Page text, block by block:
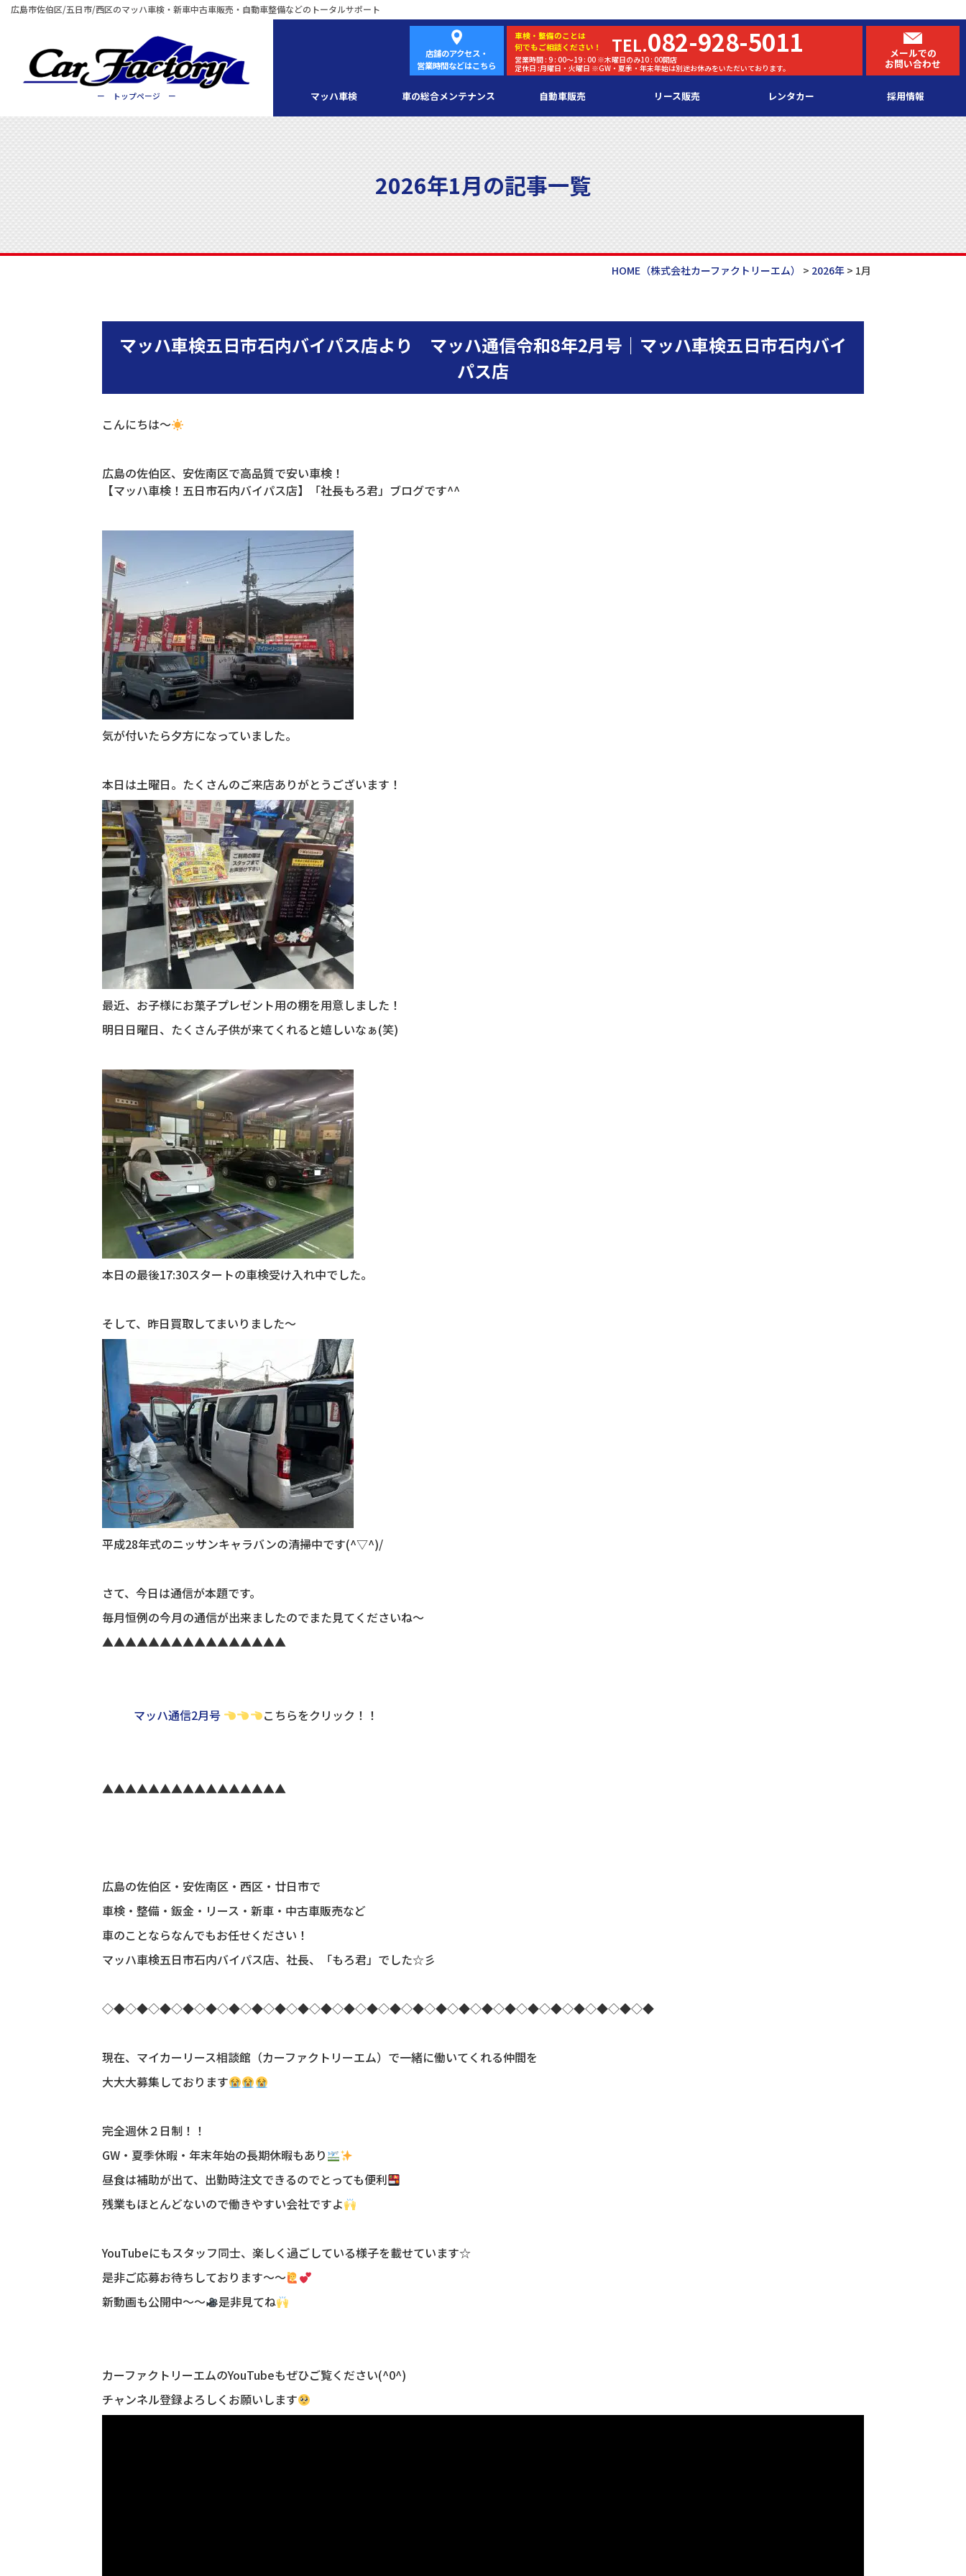
広島市佐伯区/五日市/西区のマッハ車検・新車中古車販売・自動車整備などのトータルサポート
ー トップページ ー
車検・ 整備のことは
何でもご相談ください！
TEL.082-928-5011
営業時間 : 9 : 00～19 : 00 ※木曜日のみ10 : 00開店
定休日 :月曜日・火曜日 ※GW・夏季・年末年始は別途お休みをいただいております。
店舗のアクセス・
営業時間などはこちら
メールでの
お問い合わせ
マッハ車検 車の総合メンテナンス 自動車販売 リース販売 レンタカー 採用情報
2026年1月の記事一覧
HOME （株式会社カーファクトリーエム） > 2026年 > 1月
マッハ車検五日市石内バイパス店より マッハ通信令和8年2月号｜マッハ車検五日市石内バイ
パス店
こんにちは～
広島の佐伯区、安佐南区で高品質で安い車検！
【マッハ車検！五日市石内バイパス店】「社長もろ君」ブログです^^
気が付いたら夕方になっていました。
本日は土曜日。たくさんのご来店ありがとうございます！
最近、お子様にお菓子プレゼント用の棚を用意しました！
明日日曜日、たくさん子供が来てくれると嬉しいなぁ(笑)
本日の最後17:30スタートの車検受け入れ中でした。
そして、昨日買取してまいりました～
平成28年式のニッサンキャラバンの清掃中です(^▽^)/
さて、今日は通信が本題です。
毎月恒例の今月の通信が出来ましたのでまた見てくださいね～
▲▲▲▲▲▲▲▲▲▲▲▲▲▲▲▲
マッハ通信2月号 こちらをクリック！！
▲▲▲▲▲▲▲▲▲▲▲▲▲▲▲▲
広島の佐伯区・安佐南区・西区・廿日市で
車検・整備・鈑金・リース・新車・中古車販売など
車のことならなんでもお任せください！
マッハ車検五日市石内バイパス店、社長、
「もろ君」でした☆彡
◇◆◇◆◇◆◇◆◇◆◇◆◇◆◇◆◇◆◇◆◇◆◇◆◇◆◇◆◇◆◇◆◇◆◇◆◇◆◇◆◇◆◇◆◇◆◇◆
現在、マイカーリース相談館（カーファクトリーエム）で一緒に働いてくれる仲間を
大大大募集しております
完全週休２日制！！
GW・夏季休暇・年末年始の長期休暇もあり
昼食は補助が出て、出勤時注文できるのでとっても便利
残業もほとんどないので働きやすい会社ですよ
YouTubeにもスタッフ同士、楽しく過ごしている様子を載せています☆
是非ご応募お待ちしております～～
新動画も公開中～～
是非見てね
カーファクトリーエムのYouTubeもぜひご覧ください(^0^)
チャンネル登録よろしくお願いします